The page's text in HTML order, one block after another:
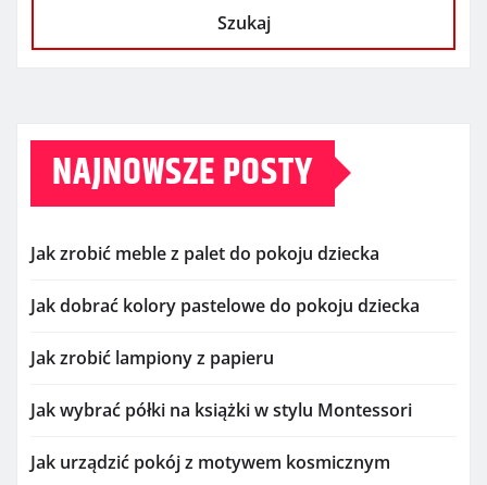
Szukaj
NAJNOWSZE POSTY
Jak zrobić meble z palet do pokoju dziecka
Jak dobrać kolory pastelowe do pokoju dziecka
Jak zrobić lampiony z papieru
Jak wybrać półki na książki w stylu Montessori
Jak urządzić pokój z motywem kosmicznym